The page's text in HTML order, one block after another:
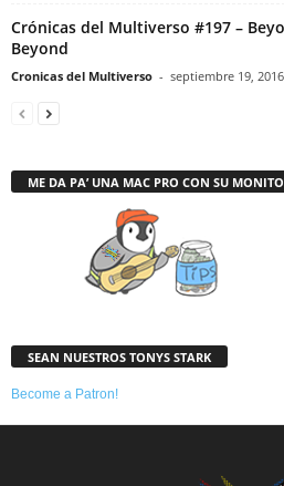
Crónicas del Multiverso #197 –
Beyond
Cronicas del Multiverso - septiembre 19, 2016
ME DA PA’ UNA MAC PRO CON SU
SEAN NUESTROS TONYS STARK
Become a Patron!